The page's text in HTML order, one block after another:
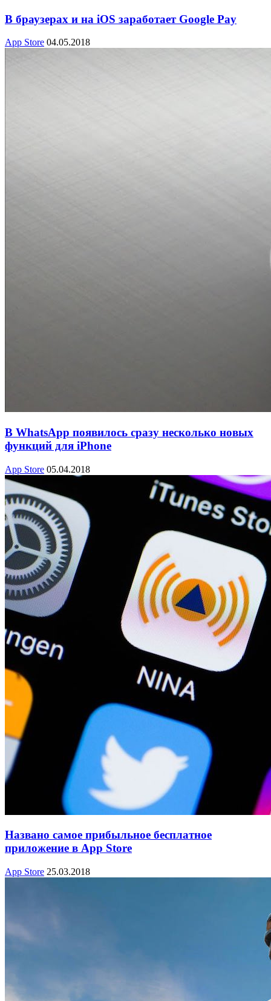
В браузерах и на iOS заработает Google Pay
App Store 04.05.2018
В WhatsApp появилось сразу несколько новых
функций для iPhone
App Store 05.04.2018
Названо самое прибыльное бесплатное
приложение в App Store
App Store 25.03.2018